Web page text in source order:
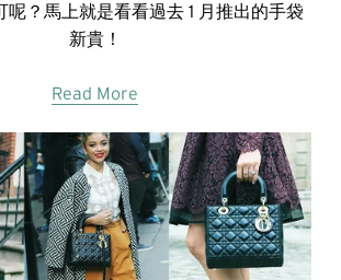
呢？馬上就是看看過去 1 月推出的手袋
新貴！
Read More